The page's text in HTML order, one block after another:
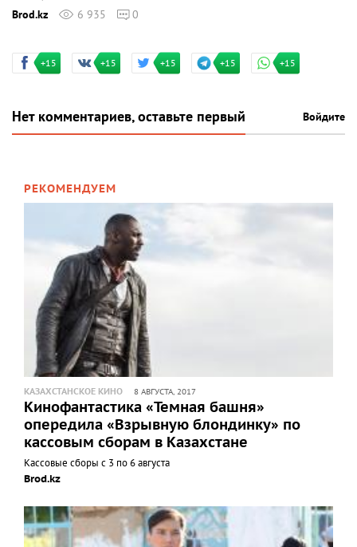
Brod.kz
6 935 0
+15 +15 +15 +15 +15
Нет комментариев, оставьте первый Войдите
РЕКОМЕНДУЕМ
КАЗАХСТАНСКОЕ КИНО 8 АВГУСТА, 2017
Кинофантастика «Темная башня»
опередила «Взрывную блондинку» по
кассовым сборам в Казахстане
Кассовые сборы с 3 по 6 августа
Brod.kz